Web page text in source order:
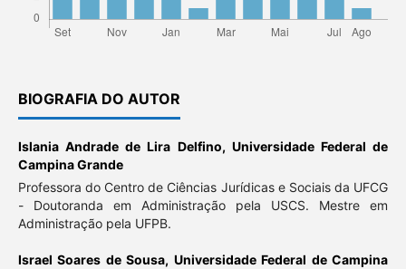
BIOGRAFIA DO AUTOR
Islania Andrade de Lira Delfino, Universidade Federal de
Campina Grande
Professora do Centro de Ciências Jurídicas e Sociais da UFCG
- Doutoranda em Administração pela USCS. Mestre em
Administração pela UFPB.
Israel Soares de Sousa, Universidade Federal de Campina